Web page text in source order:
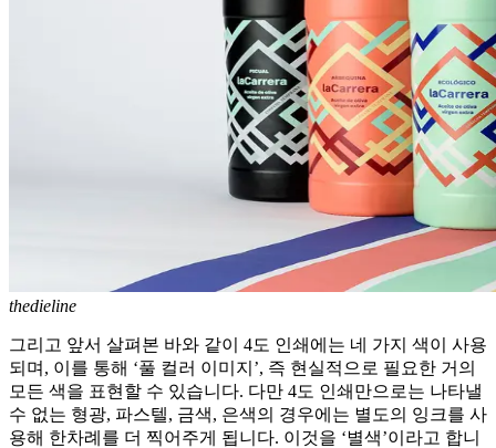
thedieline
그리고 앞서 살펴본 바와 같이 4도 인쇄에는 네 가지 색이 사용
되며, 이를 통해 ‘풀 컬러 이미지’, 즉 현실적으로 필요한 거의
모든 색을 표현할 수 있습니다. 다만 4도 인쇄만으로는 나타낼
수 없는 형광, 파스텔, 금색, 은색의 경우에는 별도의 잉크를 사
용해 한차례를 더 찍어주게 됩니다. 이것을 ‘별색’이라고 합니